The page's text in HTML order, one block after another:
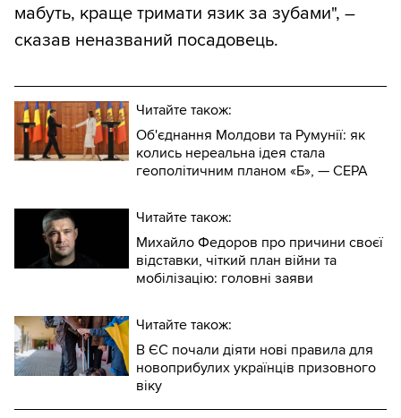
мабуть, краще тримати язик за зубами", –
сказав неназваний посадовець.
Читайте також:
Об'єднання Молдови та Румунії: як
колись нереальна ідея стала
геополітичним планом «Б», — CEPA
Читайте також:
Михайло Федоров про причини своєї
відставки, чіткий план війни та
мобілізацію: головні заяви
Читайте також:
В ЄС почали діяти нові правила для
новоприбулих українців призовного
віку